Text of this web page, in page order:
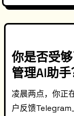
你是否受
管理AI助手
凌晨两点，你正
户反馈